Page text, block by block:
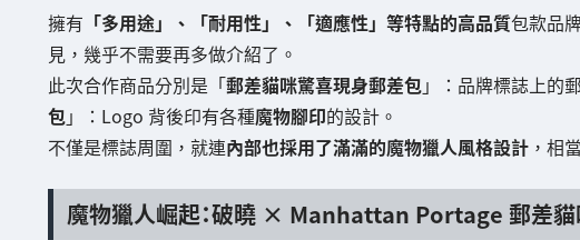
擁有 「多用途」、「耐用性」、「適應性」等特點的高品質包款品
見，幾乎不需要再多做介紹了。
此次合作商品分別是「郵差貓咪驚喜現身郵差包」：品牌標誌上的
包」：Logo 背後印有各種魔物腳印的設計。
不僅是標誌周圍，就連內部也採用了滿滿的魔物獵人風格設計，相
魔物獵人崛起：破曉 × Manhattan Portage 郵差貓